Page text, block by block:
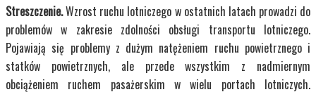
Streszczenie.Wzrost ruchu lotniczego w ostatnich latach prowadzi do
problemów w zakresie zdolności obsługi transportu lotniczego.
Pojawiają się problemy z dużym natężeniem ruchu powietrznego i
statków powietrznych, ale przede wszystkim z nadmiernym
obciążeniem ruchem pasażerskim w wielu portach lotniczych.